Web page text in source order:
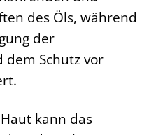
des Öls, während
der
Schutz vor
kann das